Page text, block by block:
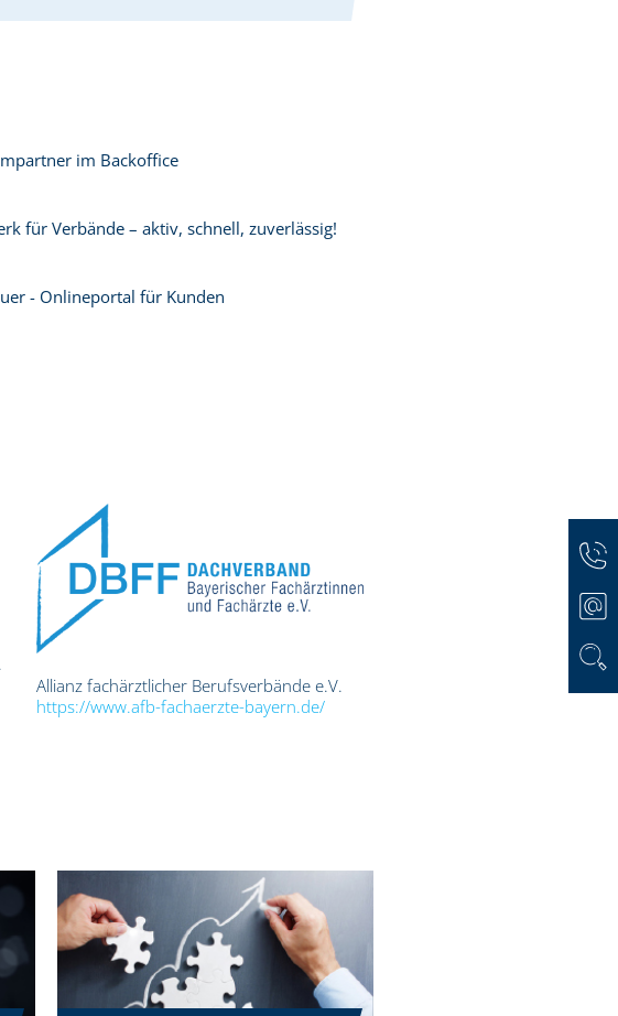
im Backoffice
für Verbände – aktiv, schnell, zuverlässig!
- Onlineportal für Kunden
Allianz fachärztlicher Berufsverbände e.V.
https://www.afb-fachaerzte-bayern.de/